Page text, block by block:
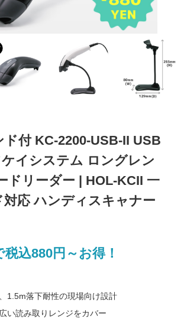
ド付 KC-2200-USB-II USB
イシステム ロングレン
ドリーダー | HOL-KCII 一
対応 ハンディスキャナー
込880円～お得！
1.5m落下耐性の現場向け設計
い読み取りレンジをカバー